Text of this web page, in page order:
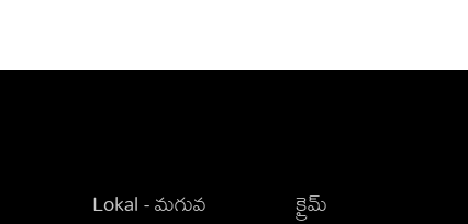
Lokal - మగువ
క్రైమ్